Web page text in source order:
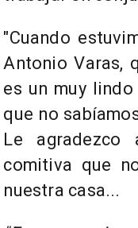
"Cuando
Antonio Varas,
es un muy
que no
Le
comitiva que
nuestra casa...